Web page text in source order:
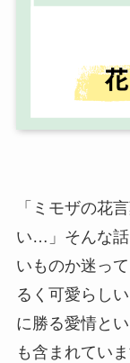
「ミモザの花
い…」そんな話
いものか迷っ
るく可愛らし
に勝る愛情と
も含まれていま